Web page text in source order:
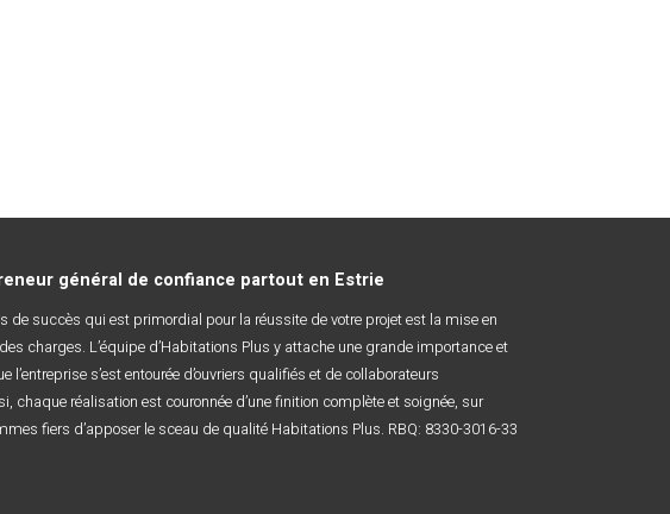
général de confiance partout en Estrie
de succès qui est primordial pour la réussite de votre projet est la mise en
charges. L’équipe d’Habitations Plus y attache une grande importance et
l’entreprise s’est entourée d’ouvriers qualifiés et de collaborateurs
chaque réalisation est couronnée d’une finition complète et soignée, sur
fiers d’apposer le sceau de qualité Habitations Plus. RBQ: 8330-3016-33